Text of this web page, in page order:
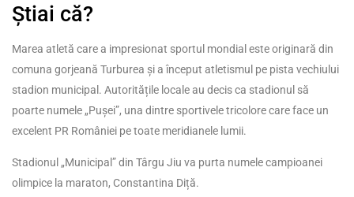
Știai că?
Marea atletă care a impresionat sportul mondial este originară din
comuna gorjeană Turburea și a început atletismul pe pista vechiului
stadion municipal. Autoritățile locale au decis ca stadionul să
poarte numele „Pușei”, una dintre sportivele tricolore care face un
excelent PR României pe toate meridianele lumii.
Stadionul „Municipal” din Târgu Jiu va purta numele campioanei
olimpice la maraton, Constantina Diță.